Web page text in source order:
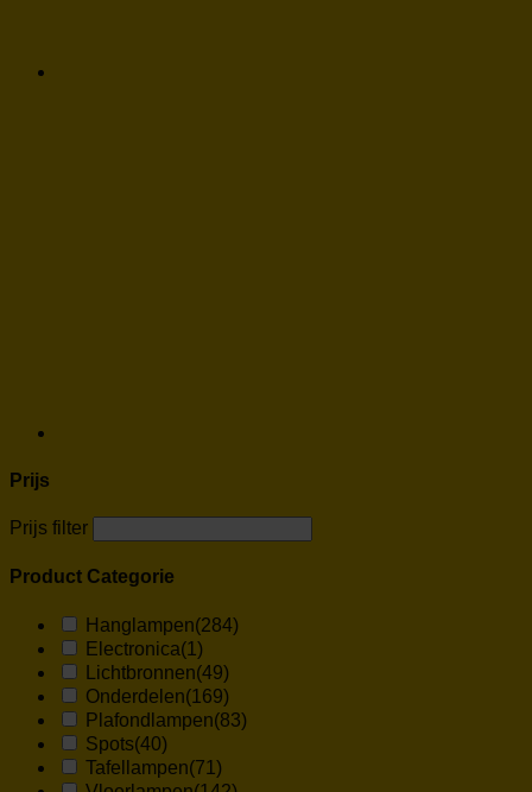
Prijs
Prijs filter
Product Categorie
Hanglampen(284)
Electronica(1)
Lichtbronnen(49)
Onderdelen(169)
Plafondlampen(83)
Spots(40)
Tafellampen(71)